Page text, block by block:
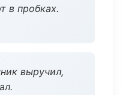
в пробках.
выручил,